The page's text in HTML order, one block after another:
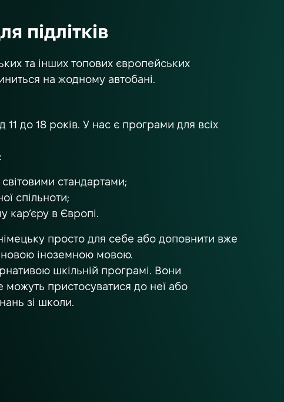
підлітків
та інших топових європейських
на жодному автобані.
11 до 18 років. У нас є програми для всіх
стандартами;
спільноти;
кар’єру в Європі.
просто для себе або доповнити вже
новою іноземною мовою.
шкільній програмі. Вони
можуть пристосуватися до неї або
зі школи.